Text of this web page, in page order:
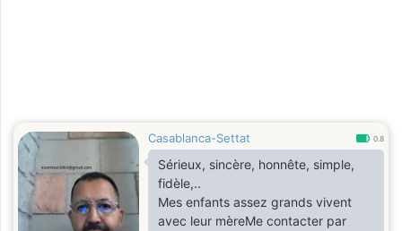
Casablanca-Settat 0.8
Sérieux, sincère, honnête, simple,
fidèle,..
Mes enfants assez grands vivent
avec leur mèreMe contacter par